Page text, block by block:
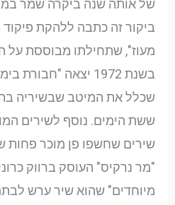
של אותה שנה ביקרה שמר
ביקור זה כתבה ללהקת
מעוז", שתחילתו מבוססת על
בשנת 1972 יצאה
שכלל את המיטב שבשיריה
ששת הימים. נוסף לשירים
שירים שחשפו פן מוכר פחות
"מר נרקיס" העוסק ברווק
מיוחדים" שהוא שיר ערש